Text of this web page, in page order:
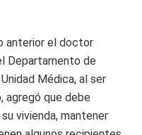
anterior el doctor
Departamento de
Médica, al ser
que debe
vivienda, mantener